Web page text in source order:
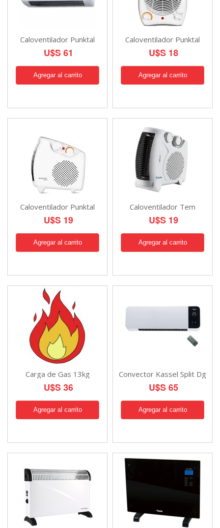
Caloventilador Punktal
U$S 61
Caloventilador Punktal
U$S 18
Caloventilador Punktal
U$S 19
Caloventilador Tem
U$S 19
Carga de Gas 13kg
U$S 36
Convector Kassel Split Dg
U$S 65